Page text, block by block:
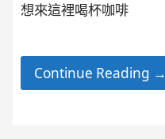
想來這裡喝杯咖啡
Continue Reading →